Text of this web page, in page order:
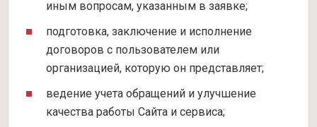
иным вопросам, указанным в заявке;
подготовка, заключение и исполнение
договоров с пользователем или
организацией, которую он представляет;
ведение учета обращений и улучшение
качества работы Сайта и сервиса;